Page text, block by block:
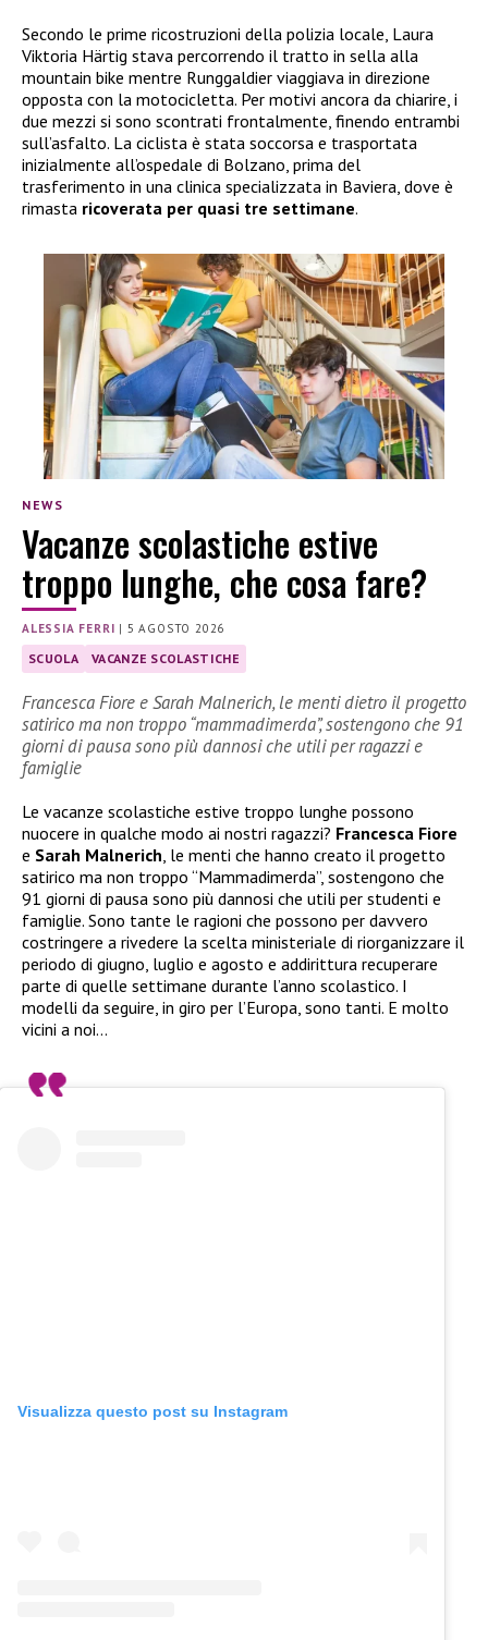
Secondo le prime ricostruzioni della polizia locale, Laura
Viktoria Härtig stava percorrendo il tratto in sella alla
mountain bike mentre Runggaldier viaggiava in direzione
opposta con la motocicletta. Per motivi ancora da chiarire, i
due mezzi si sono scontrati frontalmente, finendo entrambi
sull’asfalto. La ciclista è stata soccorsa e trasportata
inizialmente all’ospedale di Bolzano, prima del
trasferimento in una clinica specializzata in Baviera, dove è
rimasta ricoverata per quasi tre settimane.
NEWS
Vacanze scolastiche estive
troppo lunghe, che cosa fare?
ALESSIA FERRI | 5 AGOSTO 2026
SCUOLA VACANZE SCOLASTICHE
Francesca Fiore e Sarah Malnerich, le menti dietro il progetto
satirico ma non troppo “mammadimerda”, sostengono che 91
giorni di pausa sono più dannosi che utili per ragazzi e
famiglie
Le vacanze scolastiche estive troppo lunghe possono
nuocere in qualche modo ai nostri ragazzi? Francesca Fiore
e Sarah Malnerich , le menti che hanno creato il progetto
satirico ma non troppo “Mammadimerda”, sostengono che
91 giorni di pausa sono più dannosi che utili per studenti e
famiglie. Sono tante le ragioni che possono per davvero
costringere a rivedere la scelta ministeriale di riorganizzare il
periodo di giugno, luglio e agosto e addirittura recuperare
parte di quelle settimane durante l’anno scolastico. I
modelli da seguire, in giro per l’Europa, sono tanti. E molto
vicini a noi…
Visualizza questo post su Instagram